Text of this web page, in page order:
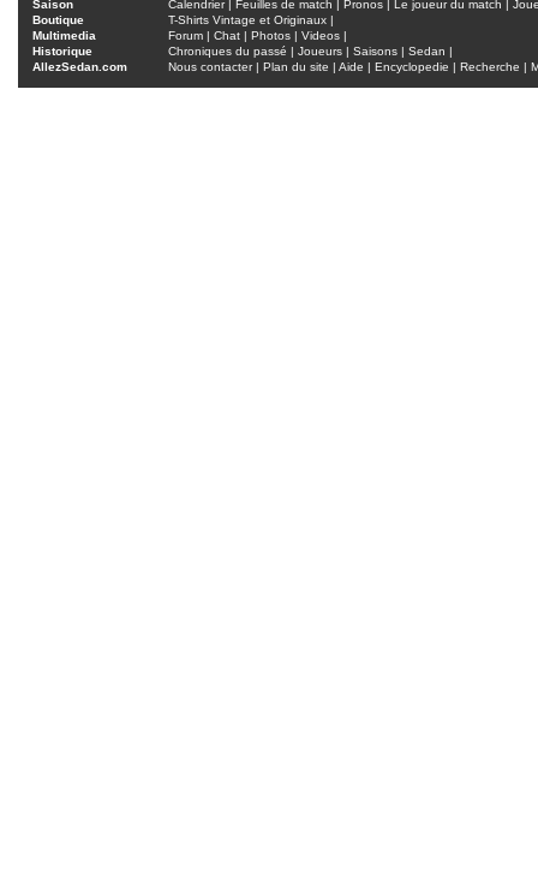
Saison Calendrier| Feuilles de match Pronos Le joueur du match
Boutique
T-Shirts Vintage et Originaux |
Multimedia
Forum | Chat | Photos | Videos |
Historique
Chroniques du passé | Joueurs | Saisons | Sedan |
AllezSedan.com
Nous contacter| Plan du site | Aide | Encyclopedie | Recherche |